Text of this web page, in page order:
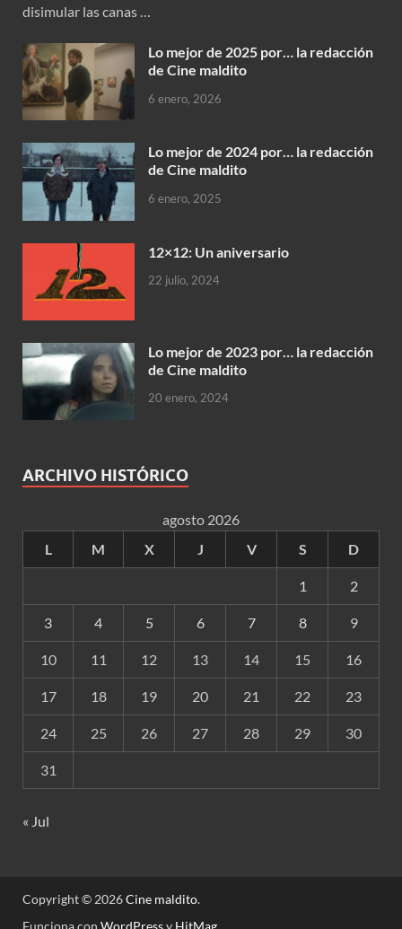
disimular las canas …
Lo mejor de 2025 por… la redacción
de Cine maldito
6 enero, 2026
Lo mejor de 2024 por… la redacción
de Cine maldito
6 enero, 2025
12×12: Un aniversario
22 julio, 2024
Lo mejor de 2023 por… la redacción
de Cine maldito
20 enero, 2024
ARCHIVO HISTÓRICO
agosto 2026
L
M X J V S D
1 2
3 4 5 6 7 8 9
10 11 12 13 14 15 16
17 18 19 20 21 22 23
24 25 26 27 28 29 30
31
« Jul
Copyright © 2026Cine maldito.
Funciona con WordPressy HitMag